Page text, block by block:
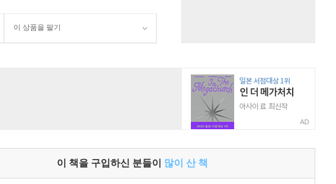
이 상품을 팔기
AD
이 책을 구입하신 분들이 많이 산 책